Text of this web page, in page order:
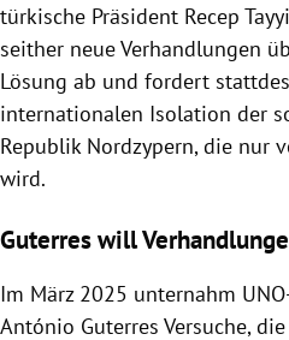
türkische Präsident Recep
seither neue Verhandlungen
Lösung ab und fordert
internationalen Isolation der
Republik Nordzypern, die nur
wird.
Guterres will
Im März 2025 unternahm
António Guterres Versuche,